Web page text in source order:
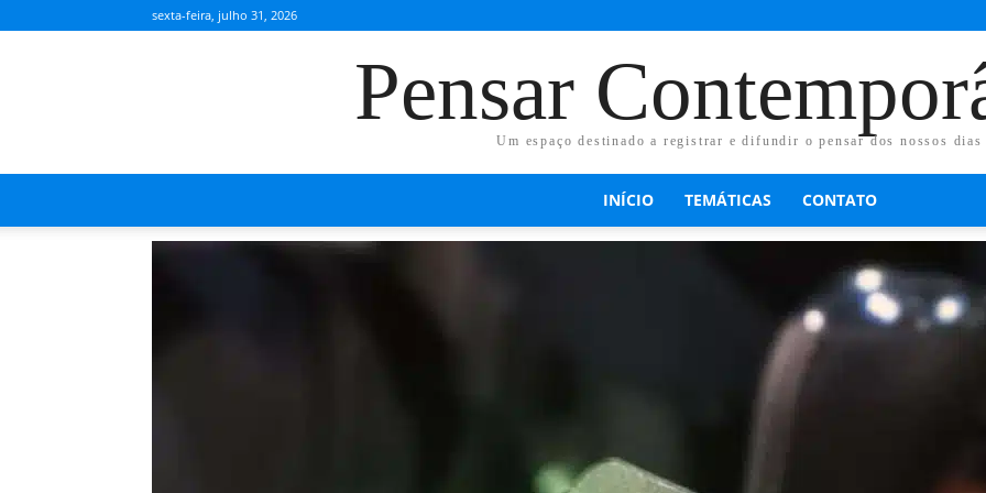
sexta-feira, julho 31, 2026
Pensar
Um espaço destinado a registrar e difundir o pensar dos nossos dias
INÍCIO TEMÁTICAS CONTATO